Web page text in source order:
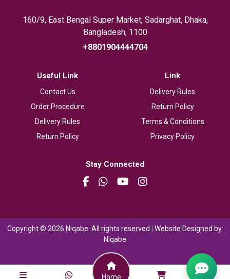
160/9, East Bengal Super Market, Sadarghat, Dhaka,
Bangladesh, 1100
+8801904444704
Useful Link
Contact Us
Order Procedure
Delivery Rules
Return Policy
Link
Delivery Rules
Return Policy
Terms & Conditions
Privacy Policy
Stay Connected
Copyright © 2026 Niqabe. All rights reserved | Website Designed by:
Niqabe
Home